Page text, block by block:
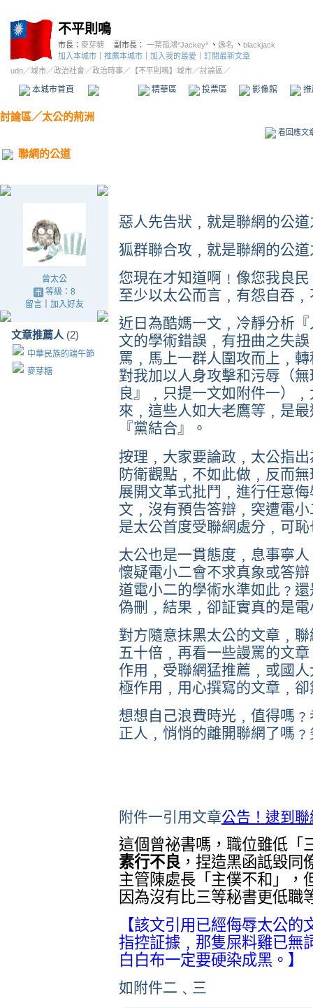
不平則鳴
市長： 麥芽糖 副市長： 一葉孤鴻*Jackey* 、 逸名 、 blackjack
加入本城市
推薦本城市 加入我的最愛
訂閱最新文章
udn／城市／政治社會 ／政治時事／ 【不平則鳴】城市／討論區／
本城市首頁 精華區 投票區 影像館
討論區／太公的荊洲
看回應文
聯網的公道
曾太公
等級：8
留言｜ 加入好友
文章推薦人 (2)
中華民族的端午節
麥芽糖
惡人先告狀﹐就是聯網的公
狐群聯合攻﹐就是聯網的公
您現在才知道啊﹗像您我良
至少以太公而言﹐有怨自吞
近日為酷媽一文﹐冷靜分析
文的學術錯誤﹐有扭曲之失
罵﹐馬上一群人圍攻而上﹐
對我加以人身攻擊和污辱（
良』﹐只提一文如附件一）
來﹐這些人如大老鷹等﹐是
『黨結合』。
按理﹐大家要論政﹐太公指
防衛觀點﹐不如此做﹐反而
展開文革式批鬥﹐進行任意
文﹐沒有預告答辯﹐突遭電
是太公首度受聯網處分﹐可恥
太公也是一貫態度﹐息事寧
懷疑電小二會不求真象或答
道電小二的學術水準如此﹖
偽刪﹐結果﹐卻証實真的是
對方隨意抹黑太公的文章﹐
五十倍﹐再看一些謾罵的文
作用﹐受聯網猛推薦﹐或國
極作用﹐用心撰寫的文章﹐
想想自己浪費時光﹐值得嗎
正人﹐悄悄的離開聯網了嗎
附件一引用文章公告！逮到
這個曾祕書嗎，職位雖低「
素行不良 ，捏造黑函詆毀同
主管陳處長「主僕不和」，
因為沒有比三等秘書更低職
【該文引用已經侮辱太公
指控証據﹐那隻屎料雞已無
白白布一定要硬染成黑。】
如附件二﹑三